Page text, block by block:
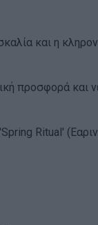
και η
προσφορά και
Ritual'